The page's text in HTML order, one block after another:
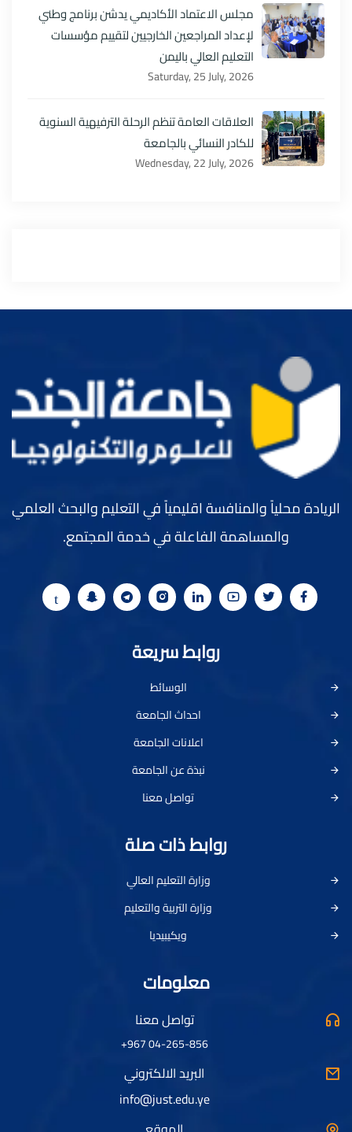
مجلس الاعتماد الأكاديمي يدشن برنامج وطني
لإعداد المراجعين الخارجيين لتقييم مؤسسات
التعليم العالي باليمن
Saturday, 25 July, 2026
العلاقات العامة تنظم الرحلة الترفيهية السنوية
للكادر النسائي بالجامعة
Wednesday, 22 July, 2026
الريادة محلياً والمنافسة اقليمياً في التعليم والبحث العلمي
والمساهمة الفاعلة في خدمة المجتمع.
روابط سريعة
الوسائط
احداث الجامعة
اعلانات الجامعة
نبذة عن الجامعة
تواصل معنا
روابط ذات صلة
وزارة التعليم العالي
وزارة التربية والتعليم
ويكيبيديا
معلومات
تواصل معنا
04-265-856 967+
البريد الالكتروني
info@just.edu.ye